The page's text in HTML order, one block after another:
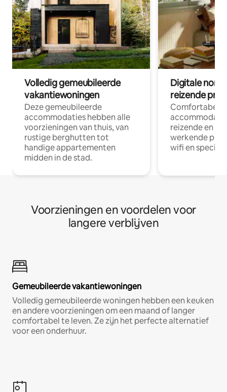
Volledig gemeubileerde
vakantiewoningen
Deze gemeubileerde
accommodaties hebben alle
voorzieningen van thuis, van
rustige berghutten tot
handige appartementen
midden in de stad.
Digitale
reizende
Comfortabele
reizende en
werkende
wifi en
Voorzieningen en voordelen voor
langere verblijven
Gemeubileerde vakantiewoningen
Volledig gemeubileerde woningen hebben een keuken
en andere voorzieningen om een maand of langer
comfortabel te leven. Ze zijn het perfecte alternatief
voor een onderhuur.